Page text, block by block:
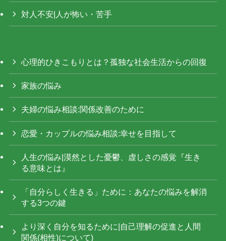
対人不安|人が怖い・苦手
心理的ひきこもりとは？孤独な社会生活からの回復
家族の悩み
夫婦の悩み相談:関係改善のために
恋愛・カップルの悩み相談:幸せを目指して
人生の悩み|漠然とした憂鬱、虚しさの感覚『生き
る意味とは』
「自分らしく生きる」ために：あなたの悩みを解消
する3つの鍵
より深く自分を知るために|自己理解の促進と人間
関係(相性)について)